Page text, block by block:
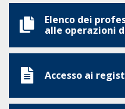
Elenco dei
alle operazioni
Accesso ai